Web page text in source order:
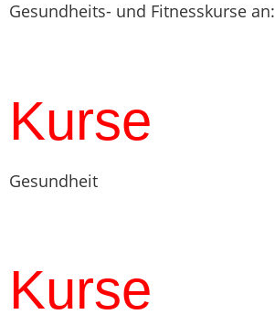
Gesundheits- und Fitnesskurse an:
Kurse
Gesundheit
Kurse